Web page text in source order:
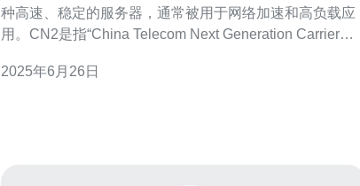
种高速、稳定的服务器，通常被用于网络加速和高负载应
用。CN2是指“China Telecom Next Generation Carrier
技术和设备，提供了更快、更可靠的网络连接。 香港作为
2025年6月26日